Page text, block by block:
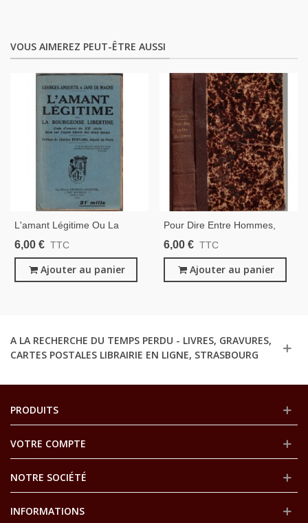
VOUS AIMEREZ PEUT-ÊTRE AUSSI
L'amant Légitime Ou La
Bourgeoise Libertine,
Magny, 1923 -, Érotisme,
Libertinage, Féminisme,
6,00 € TTC
Ajouter au panier
Pour Dire Entre Hommes,
Octave Pradels, 1889 -,
Libertinage, Roman Gai,
6,00 € TTC
Ajouter au panier
A LA RECHERCHE DU TEMPS PERDU - LIVRES, GRAVURES,
CARTES POSTALES LIBRAIRIE EN LIGNE, STRASBOURG
PRODUITS
VOTRE COMPTE
NOTRE SOCIÉTÉ
INFORMATIONS